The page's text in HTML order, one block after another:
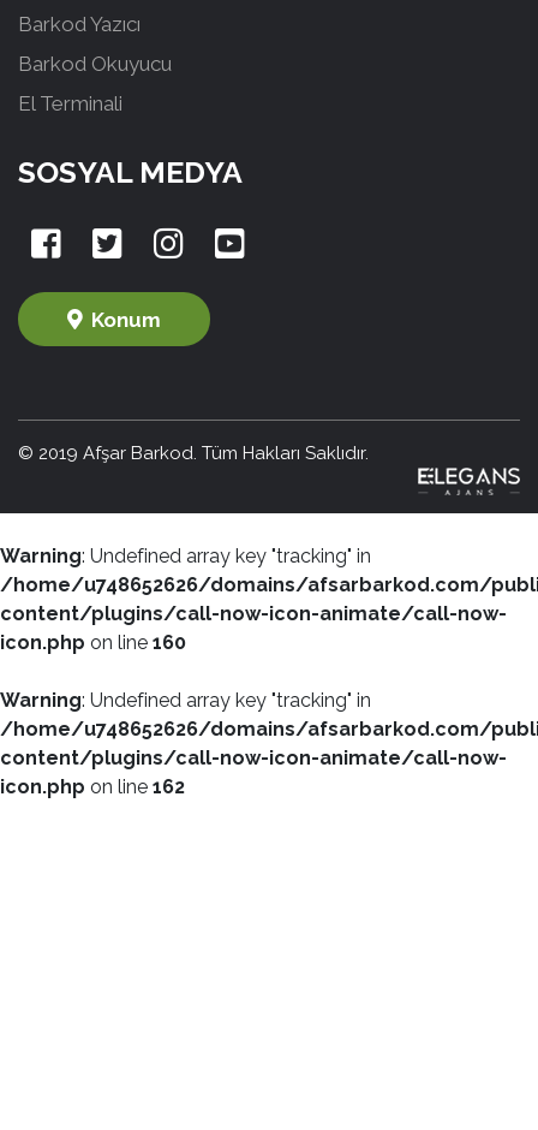
Barkod Yazıcı
Barkod Okuyucu
El Terminali
SOSYAL MEDYA
Konum
© 2019 Afşar Barkod. Tüm Hakları Saklıdır.
Warning: Undefined array key "tracking" in
/home/u748652626/domains/afsarbarkod.com/
content/plugins/call-now-icon-animate/call-now-
icon.php on line 160
Warning: Undefined array key "tracking" in
/home/u748652626/domains/afsarbarkod.com/
content/plugins/call-now-icon-animate/call-now-
icon.php on line 162